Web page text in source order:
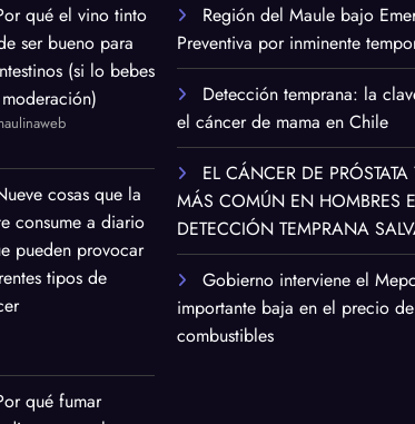
qué el vino tinto
ser bueno para
(si lo bebes
cosas que la
consume a diario
pueden provocar
tipos de
qué fumar
Región del Maule bajo
Preventiva por inminente
Detección temprana: la
el cáncer de mama en Chile
EL CÁNCER DE PRÓSTATA
MÁS COMÚN EN HOMBRES
DETECCIÓN TEMPRANA
Gobierno interviene el
importante baja en el precio
combustibles